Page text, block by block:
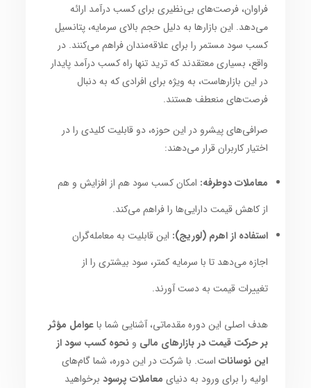
فراوان، فرصت‌های بی‌نظیری برای کسب درآمد ارائه
می‌دهد. این بازارها به دلیل حجم بالای سرمایه، پتانسیل
کسب سود مستمر را برای علاقه‌مندان فراهم می‌کنند. در
واقع، بسیاری معتقدند که ترید تنها راه کسب درآمد پایدار
در این بازارهاست، به ویژه برای افرادی که به دنبال
فرصت‌های منعطف هستند.
صرافی‌های پیشرو در این حوزه، دو قابلیت کلیدی را در
اختیار کاربران قرار می‌دهند:
معاملات دوطرفه: امکان کسب سود هم از افزایش و هم
از کاهش قیمت دارایی‌ها را فراهم می‌کند.
استفاده از اهرم (لوریج): این قابلیت به معامله‌گران
اجازه می‌دهد تا با سرمایه کمتر، سود بیشتری را از
تغییرات قیمت به دست آورند.
هدف اصلی این دوره مقدماتی، آشنایی شما باعوامل مؤثر
بر حرکت قیمت در بازارهای مالی ونحوه کسب سود از
این نوسانات است. با شرکت در این دوره، شما گام‌های
اولیه را برای ورود به دنیای معاملات پرسود برخواهید